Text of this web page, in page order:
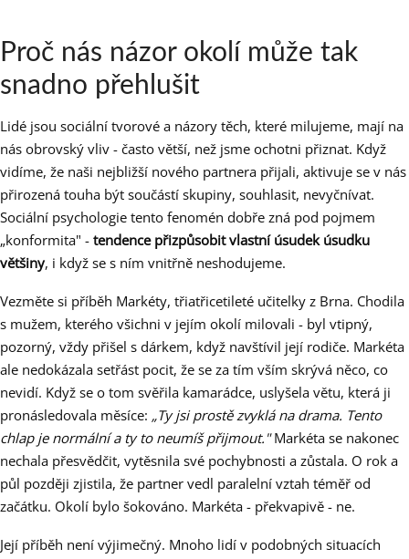
Proč nás názor okolí může tak
snadno přehlušit
Lidé jsou sociální tvorové a názory těch, které milujeme, mají na
nás obrovský vliv - často větší, než jsme ochotni přiznat. Když
vidíme, že naši nejbližší nového partnera přijali, aktivuje se v nás
přirozená touha být součástí skupiny, souhlasit, nevyčnívat.
Sociální psychologie tento fenomén dobře zná pod pojmem
„konformita" - tendence přizpůsobit vlastní úsudek úsudku
většiny, i když se s ním vnitřně neshodujeme.
Vezměte si příběh Markéty, třiatřicetileté učitelky z Brna. Chodila
s mužem, kterého všichni v jejím okolí milovali - byl vtipný,
pozorný, vždy přišel s dárkem, když navštívil její rodiče. Markéta
ale nedokázala setřást pocit, že se za tím vším skrývá něco, co
nevidí. Když se o tom svěřila kamarádce, uslyšela větu, která ji
pronásledovala měsíce: „Ty jsi prostě zvyklá na drama. Tento
chlap je normální a ty to neumíš přijmout."Markéta se nakonec
nechala přesvědčit, vytěsnila své pochybnosti a zůstala. O rok a
půl později zjistila, že partner vedl paralelní vztah téměř od
začátku. Okolí bylo šokováno. Markéta - překvapivě - ne.
Její příběh není výjimečný. Mnoho lidí v podobných situacích